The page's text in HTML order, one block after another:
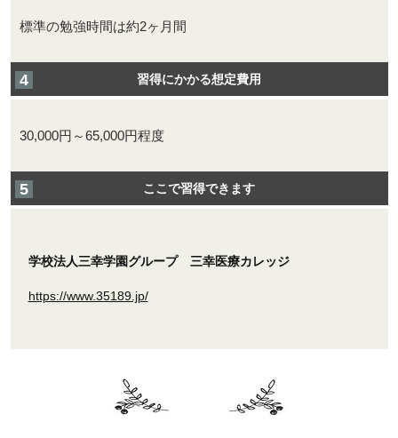
標準の勉強時間は約2ヶ月間
習得にかかる想定費用
30,000円～65,000円程度
ここで習得できます
学校法人三幸学園グループ 三幸医療カレッジ
https://www.35189.jp/